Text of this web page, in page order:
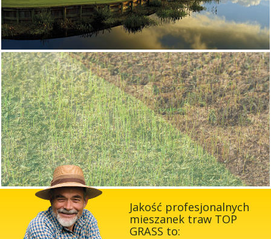
Jakość profesjonalnych
mieszanek traw TOP
GRASS to: